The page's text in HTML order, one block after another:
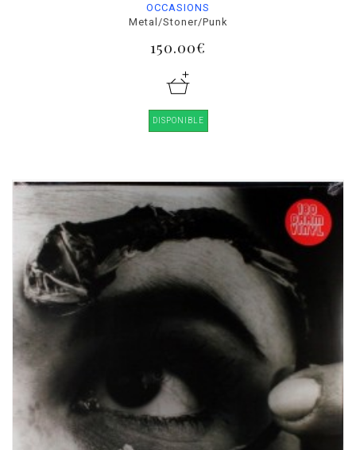
OCCASIONS
Metal/Stoner/Punk
150.00€
DISPONIBLE